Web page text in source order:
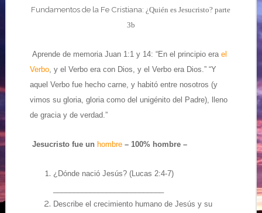
Fundamentos de la Fe Cristiana: ¿Quién es Jesucristo? parte
3b
Aprende de memoria Juan 1:1 y 14: “En el principio era el
Verbo, y el Verbo era con Dios, y el Verbo era Dios.” “Y
aquel Verbo fue hecho carne, y habitó entre nosotros (y
vimos su gloria, gloria como del unigénito del Padre), lleno
de gracia y de verdad.”
Jesucristo fue un hombre – 100% hombre –
¿Dónde nació Jesús? (Lucas 2:4-7)
Describe el crecimiento humano de Jesús y su